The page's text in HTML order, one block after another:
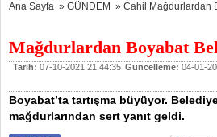
Ana Sayfa » GÜNDEM » Cahil Mağdurlardan
Mağdurlardan Boyabat
Tarih: 07-10-2021 21:44:35 Güncelleme: 04-01-
Boyabat’ta tartışma büyüyor.
mağdurlarından sert yanıt geldi.